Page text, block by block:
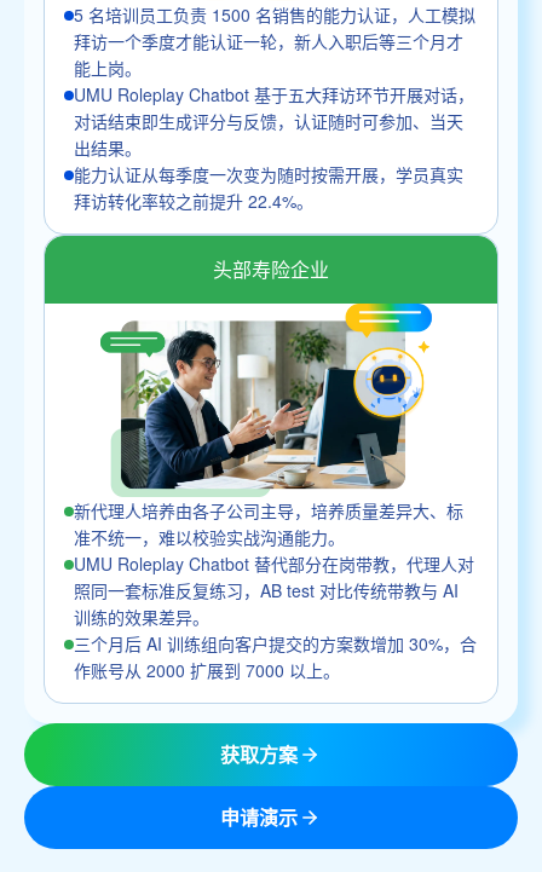
5 名培训员工负责 1500 名销售的能力认证，人工模拟
拜访一个季度才能认证一轮，新人入职后等三个月才
能上岗。
UMU Roleplay Chatbot 基于五大拜访环节开展对话，
对话结束即生成评分与反馈，认证随时可参加、当天
出结果。
能力认证从每季度一次变为随时按需开展，学员真实
拜访转化率较之前提升 22.4%。
头部寿险企业
新代理人培养由各子公司主导，培养质量差异大、标
准不统一，难以校验实战沟通能力。
UMU Roleplay Chatbot 替代部分在岗带教，代理人对
照同一套标准反复练习，AB test 对比传统带教与 AI
训练的效果差异。
三个月后 AI 训练组向客户提交的方案数增加 30%，合
作账号从 2000 扩展到 7000 以上。
获取方案
申请演示